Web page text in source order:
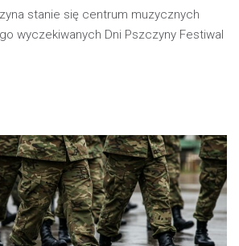
stanie się centrum muzycznych
wyczekiwanych Dni Pszczyny Festiwal